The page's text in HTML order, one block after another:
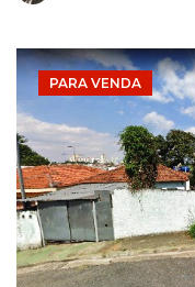
PARA VENDA